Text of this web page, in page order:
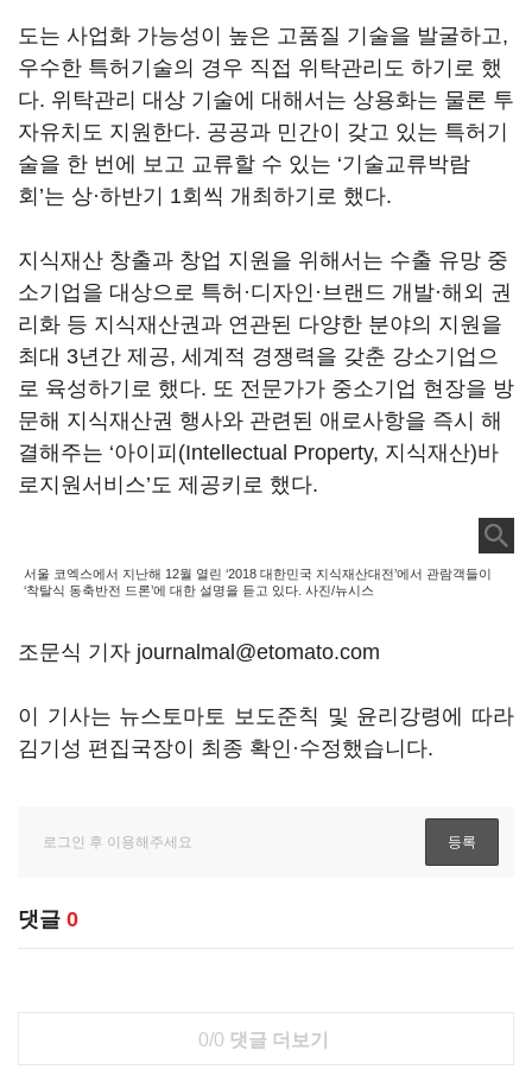
도는 사업화 가능성이 높은 고품질 기술을 발굴하고,
우수한 특허기술의 경우 직접 위탁관리도 하기로 했
다. 위탁관리 대상 기술에 대해서는 상용화는 물론 투
자유치도 지원한다. 공공과 민간이 갖고 있는 특허기
술을 한 번에 보고 교류할 수 있는 ‘기술교류박람
회’는 상·하반기 1회씩 개최하기로 했다.
지식재산 창출과 창업 지원을 위해서는 수출 유망 중
소기업을 대상으로 특허·디자인·브랜드 개발·해외 권
리화 등 지식재산권과 연관된 다양한 분야의 지원을
최대 3년간 제공, 세계적 경쟁력을 갖춘 강소기업으
로 육성하기로 했다. 또 전문가가 중소기업 현장을 방
문해 지식재산권 행사와 관련된 애로사항을 즉시 해
결해주는 ‘아이피(Intellectual Property, 지식재산)바
로지원서비스’도 제공키로 했다.
서울 코엑스에서 지난해 12월 열린 ‘2018 대한민국 지식재산대전’에서 관람객들이
‘착탈식 동축반전 드론’에 대한 설명을 듣고 있다. 사진/뉴시스
조문식 기자 journalmal@etomato.com
이 기사는 뉴스토마토 보도준칙 및 윤리강령에 따라
김기성 편집국장이 최종 확인·수정했습니다.
댓글 0
0/0 댓글 더보기